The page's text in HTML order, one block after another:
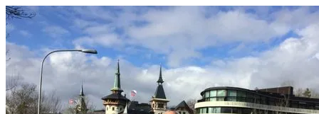
#120
Grosszügig sein ist eine Cash Cow, mein Herr!